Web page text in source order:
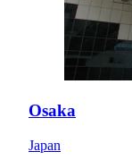
Osaka
Japan